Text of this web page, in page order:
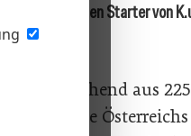
gab es für jeden Starter von
bestehend aus